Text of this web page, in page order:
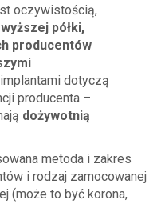
oczywistością,
półki,
producentów
dotyczą
producenta –
dożywotnią
metoda i zakres
i rodzaj zamocowanej
(może to być korona,